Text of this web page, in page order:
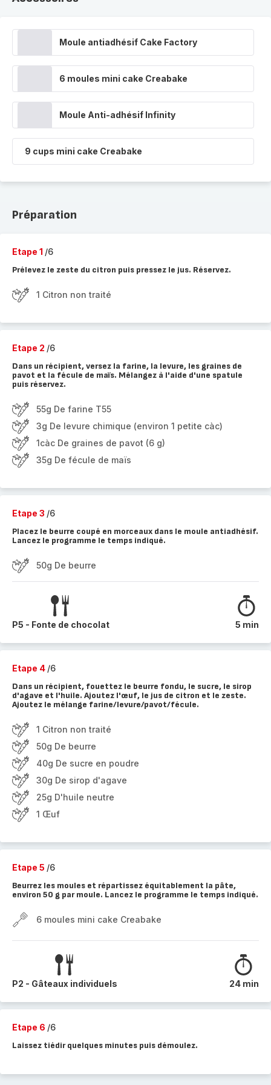
Moule antiadhésif Cake Factory
6 moules mini cake Creabake
Moule Anti-adhésif Infinity
9 cups mini cake Creabake
Préparation
Etape 1 /6
Prélevez le zeste du citron puis pressez le jus. Réservez.
1 Citron non traité
Etape 2 /6
Dans un récipient, versez la farine, la levure, les graines de
pavot et la fécule de maïs. Mélangez à l'aide d'une spatule
puis réservez.
55g De farine T55
3g De levure chimique (environ 1 petite càc)
1càc De graines de pavot (6 g)
35g De fécule de maïs
Etape 3 /6
Placez le beurre coupé en morceaux dans le moule antiadhésif.
Lancez le programme le temps indiqué.
50g De beurre
P5 - Fonte de chocolat 5 min
Etape 4 /6
Dans un récipient, fouettez le beurre fondu, le sucre, le sirop
d'agave et l'huile. Ajoutez l'œuf, le jus de citron et le zeste.
Ajoutez le mélange farine/levure/pavot/fécule.
1 Citron non traité
50g De beurre
40g De sucre en poudre
30g De sirop d'agave
25g D'huile neutre
1 Œuf
Etape 5 /6
Beurrez les moules et répartissez équitablement la pâte,
environ 50 g par moule. Lancez le programme le temps indiqué.
6 moules mini cake Creabake
P2 - Gâteaux individuels 24 min
Etape 6 /6
Laissez tiédir quelques minutes puis démoulez.